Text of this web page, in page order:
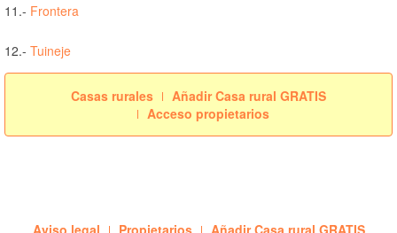
11.- Frontera
12.- Tuineje
Casas rurales
Añadir Casa rural GRATIS
Acceso propietarios
Aviso legal Propietarios Añadir Casa rural GRATIS